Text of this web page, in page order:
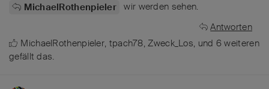
MichaelRothenpieler wir werden sehen.
Antworten
MichaelRothenpieler, tpach78,Zweck_Los, und 6 weiteren
gefällt das.